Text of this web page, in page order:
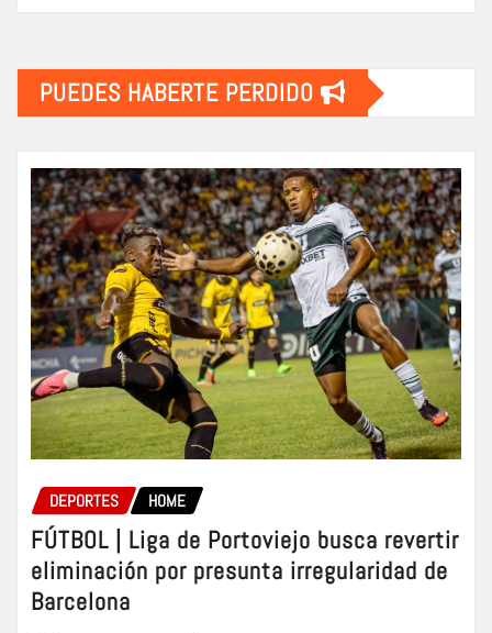
PUEDES HABERTE PERDIDO
DEPORTES HOME
FÚTBOL | Liga de Portoviejo busca revertir
eliminación por presunta irregularidad de
Barcelona